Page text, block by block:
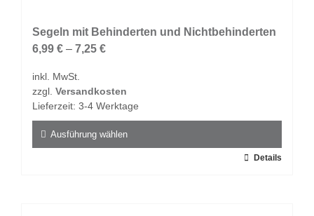
auf.
Die
können
auf
Produktseite
gewählt
Segeln mit Behinderten und Nichtbehinderten
6,99 € – 7,25 €
inkl. MwSt.
zzgl. Versandkosten
Lieferzeit: 3-4 Werktage
Ausführung wählen
Details